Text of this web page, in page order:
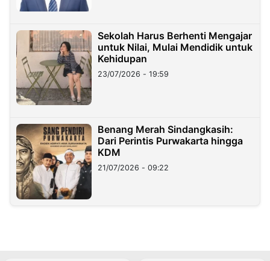
Sekolah Harus Berhenti Mengajar
untuk Nilai, Mulai Mendidik untuk
Kehidupan
23/07/2026 - 19:59
Benang Merah Sindangkasih:
Dari Perintis Purwakarta hingga
KDM
21/07/2026 - 09:22